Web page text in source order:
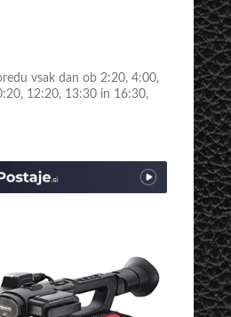
vsak dan ob 2:20, 4:00,
12:20, 13:30 in 16:30,